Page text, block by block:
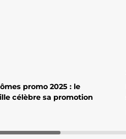
promo 2025 : le
célèbre sa promotion